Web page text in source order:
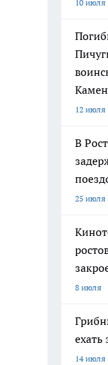
10 июля
12 июля
В
25 июля
8 июля
14 июля